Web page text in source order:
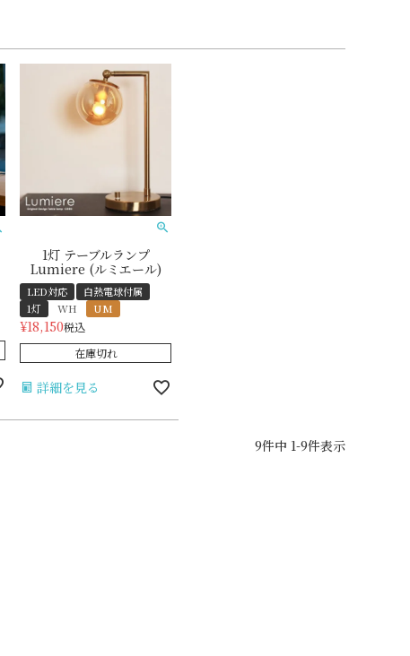
1灯 テーブルランプ
Lumiere (ルミエール)
LED対応
白熱電球付属
1灯
WH UM
¥18,150税込
在庫切れ
詳細を見る
9件中 1-9件表示